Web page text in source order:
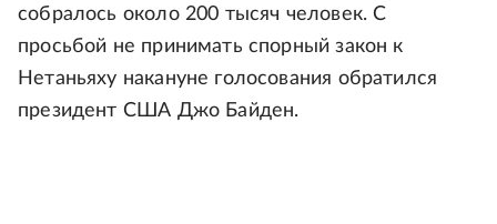
собралось около 200 тысяч человек. С
просьбой не принимать спорный закон к
Нетаньяху накануне голосования обратился
президент США Джо Байден.